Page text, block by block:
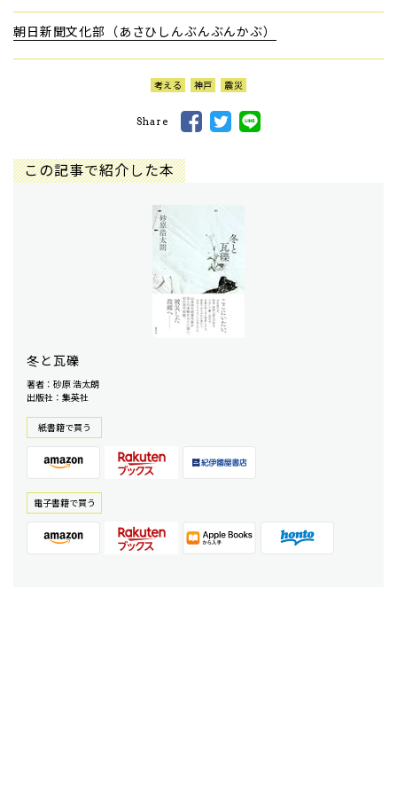
朝日新聞文化部（あさひしんぶんぶんかぶ）
考える 神戸 震災
Share
この記事で紹介した本
冬と瓦礫
著者：砂原 浩太朗
出版社：集英社
紙書籍で買う
電⼦書籍で買う